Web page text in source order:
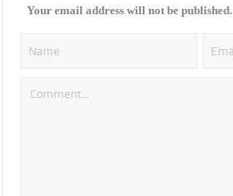
Your email address will not be published.